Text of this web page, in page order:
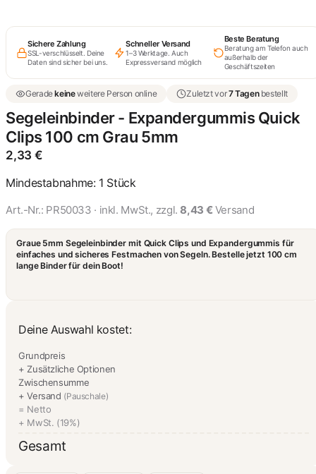
Segeleinbinder Quick
Clips 50 cm Weiß 5mm
1,85 €
Segeleinbinder Quick
2,33 €
Clips 50 cm Grau 5mm
1,85 €
Segeleinbinder Expander
- Quick Clips 100 cm Blau
5mm
2,33 €
Sichere Zahlung
SSL-verschlüsselt. Deine
Daten sind sicher bei uns.
Schneller Versand
1–3 Werktage. Auch
Expressversand möglich
Beste Beratung
Beratung am Telefon auch
außerhalb der
Geschäftszeiten
Geradekeineweitere Person online Zuletzt vor7 Tagenbestellt
Segeleinbinder - Expandergummis Quick
Clips 100 cm Grau 5mm
2,33 €
Mindestabnahme: 1 Stück
Art.-Nr.: PR50033 · inkl. MwSt., zzgl. 8,43 € Versand
Graue 5mm Segeleinbinder mit Quick Clips und Expandergummis für
einfaches und sicheres Festmachen von Segeln. Bestelle jetzt 100 cm
lange Binder für dein Boot!
Deine Auswahl kostet:
Grundpreis
+ Zusätzliche Optionen
Zwischensumme
+ Versand (Pauschale)
= Netto
+ MwSt. (19%)
Gesamt